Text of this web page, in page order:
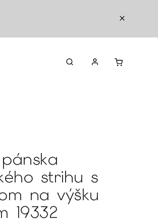
KONTAKTY
strihu s
na výšku
19332